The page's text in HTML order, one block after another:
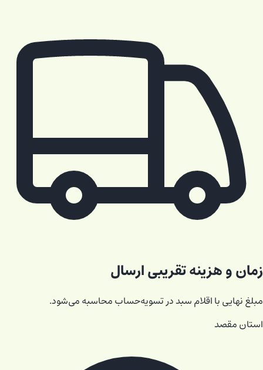
زمان و هزینه تقریبی ارسال
مبلغ نهایی با اقلام سبد در تسویه‌حساب محاسبه می‌شود.
استان مقصد